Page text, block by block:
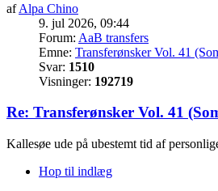
afAlpa Chino
9. jul 2026, 09:44
Forum: AaB transfers
Emne: Transferønsker Vol. 41
Svar: 1510
Visninger: 192719
Re: Transferønsker Vol. 41
Kallesøe ude på ubestemt tid af
Hop til indlæg